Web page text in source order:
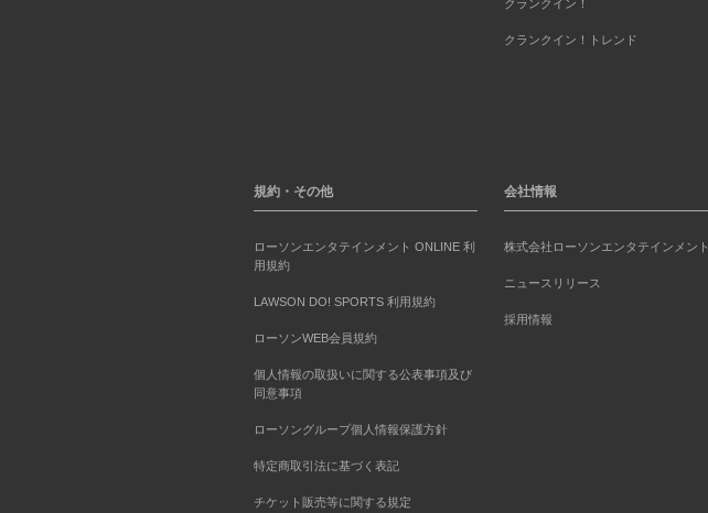
クランクイン！
クランクイン！トレンド
規約・その他
ローソンエンタテインメント ONLINE 利
用規約
LAWSON DO! SPORTS 利用規約
ローソンWEB会員規約
個人情報の取扱いに関する公表事項及び
同意事項
ローソングループ個人情報保護方針
特定商取引法に基づく表記
チケット販売等に関する規定
会社情報
株式会社ローソンエンタテインメント
ニュースリリース
採用情報